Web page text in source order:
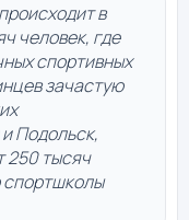
в
человек, где
спортивных
зачастую
Подольск,
250 тысяч
спортшколы